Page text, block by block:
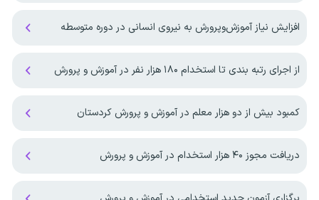
افزایش نیاز آموزش‌وپرورش به نیروی انسانی در دوره متوسطه
از اجرای رتبه بندی تا استخدام ۱۸۰ هزار نفر در آموزش و پرورش
کمبود بیش از دو هزار معلم در آموزش و پرورش کردستان
دریافت مجوز ۴۰ هزار استخدام در آموزش و پرورش